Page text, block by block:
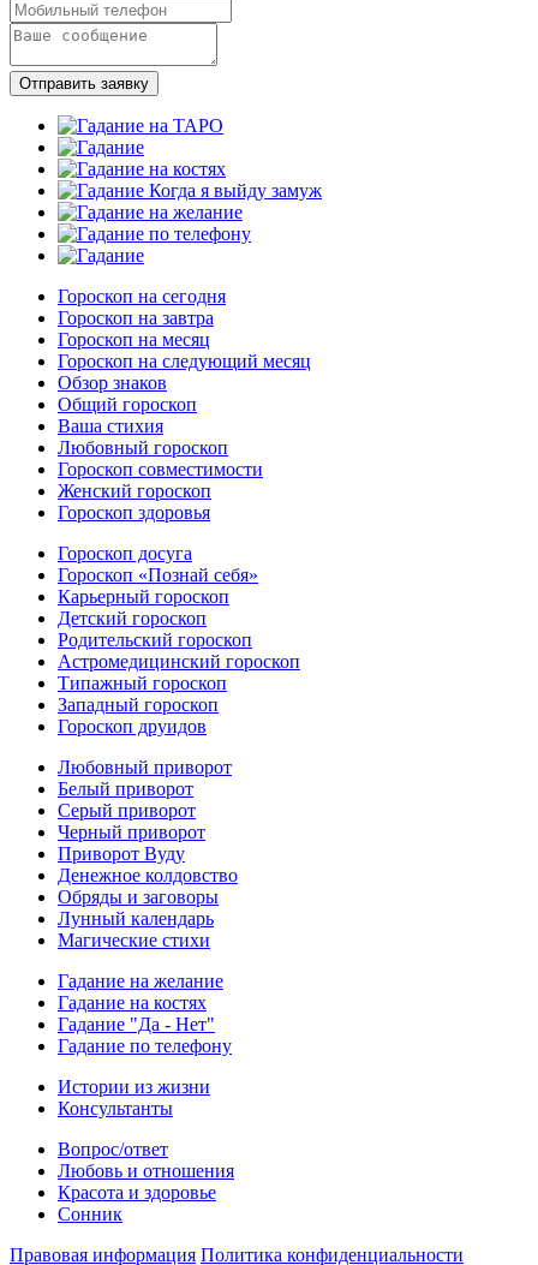
Отправить заявку
Гороскоп на сегодня
Гороскоп на завтра
Гороскоп на месяц
Гороскоп на следующий месяц
Обзор знаков
Общий гороскоп
Ваша стихия
Любовный гороскоп
Гороскоп совместимости
Женский гороскоп
Гороскоп здоровья
Гороскоп досуга
Гороскоп «Познай себя»
Карьерный гороскоп
Детский гороскоп
Родительский гороскоп
Астромедицинский гороскоп
Типажный гороскоп
Западный гороскоп
Гороскоп друидов
Любовный приворот
Белый приворот
Серый приворот
Черный приворот
Приворот Вуду
Денежное колдовство
Обряды и заговоры
Лунный календарь
Магические стихи
Гадание на желание
Гадание на костях
Гадание "Да - Нет"
Гадание по телефону
Истории из жизни
Консультанты
Вопрос/ответ
Любовь и отношения
Красота и здоровье
Сонник
Правовая информация Политика конфиденциальности